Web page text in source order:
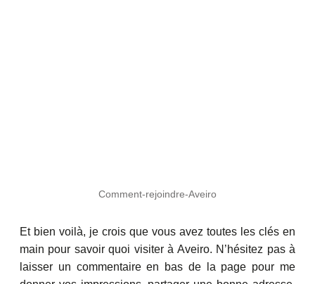
Comment-rejoindre-Aveiro
Et bien voilà, je crois que vous avez toutes les clés en
main pour savoir quoi visiter à Aveiro. N’hésitez pas à
laisser un commentaire en bas de la page pour me